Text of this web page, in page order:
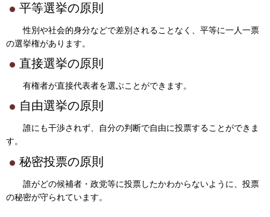
平等選挙の原則
性別や社会的身分などで差別されることなく、平等に一人一票
の選挙権があります。
直接選挙の原則
有権者が直接代表者を選ぶことができます。
自由選挙の原則
誰にも干渉されず、自分の判断で自由に投票することができま
す。
秘密投票の原則
誰がどの候補者・政党等に投票したかわからないように、投票
の秘密が守られています。